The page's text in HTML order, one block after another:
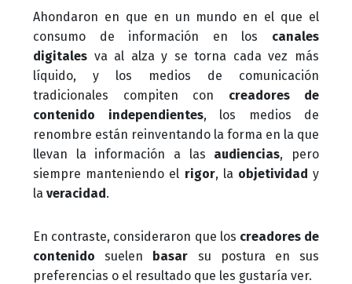
Ahondaron en que en un mundo en el que el
consumo de información en los canales
digitales va al alza y se torna cada vez más
líquido, y los medios de comunicación
tradicionales compiten con creadores de
contenido independientes, los medios de
renombre están reinventando la forma en la que
llevan la información a las audiencias, pero
siempre manteniendo el rigor, la objetividad y
la veracidad.
En contraste, consideraron que los creadores de
contenido suelen basar su postura en sus
preferencias o el resultado que les gustaría ver.